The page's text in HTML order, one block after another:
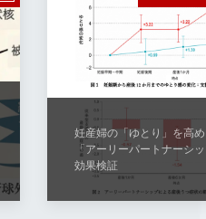
妊産婦の「ゆとり」を高
「アーリーパートナーシ
効果検証